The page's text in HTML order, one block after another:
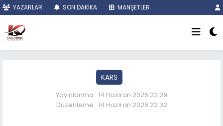
YAZARLAR SON DAKİKA MANŞETLER
KARS
Yayınlanma : 14 Haziran 2026 22:29
Düzenleme : 14 Haziran 2026 22:32